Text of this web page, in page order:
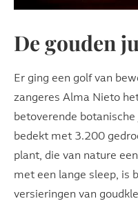
De gouden
Er ging een golf van
zangeres Alma Nieto
betoverende
bedekt met 3.200
plant, die van nature
met een lange sleep, is
versieringen van